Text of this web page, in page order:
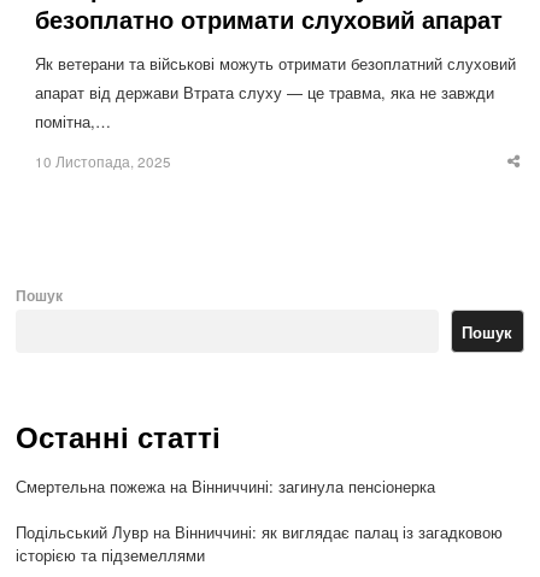
безоплатно отримати слуховий апарат
Як ветерани та військові можуть отримати безоплатний слуховий
апарат від держави Втрата слуху — це травма, яка не завжди
помітна,…
10 Листопада, 2025
Пошук
Пошук
Останні статті
Смертельна пожежа на Вінниччині: загинула пенсіонерка
Подільський Лувр на Вінниччині: як виглядає палац із загадковою
історією та підземеллями